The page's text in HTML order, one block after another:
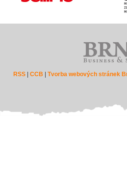
RSS |CCB |Tvorba webových stránek